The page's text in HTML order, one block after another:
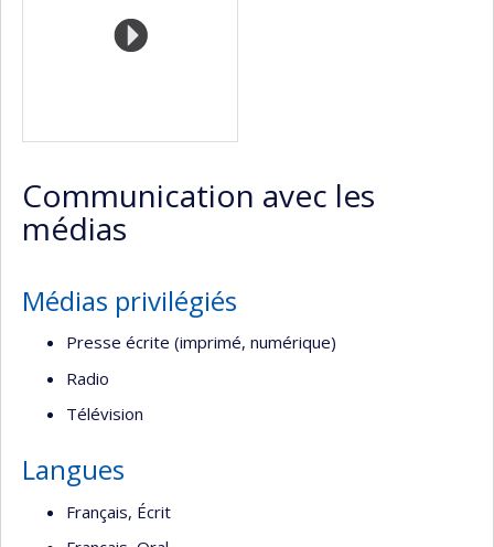
Communication avec les
médias
Médias privilégiés
Presse écrite (imprimé, numérique)
Radio
Télévision
Langues
Français, Écrit